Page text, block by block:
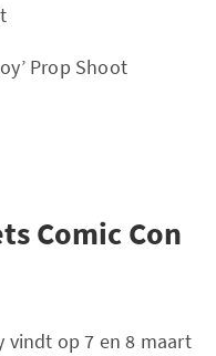
Prop Shoot
Comic Con
vindt op 7 en 8 maart